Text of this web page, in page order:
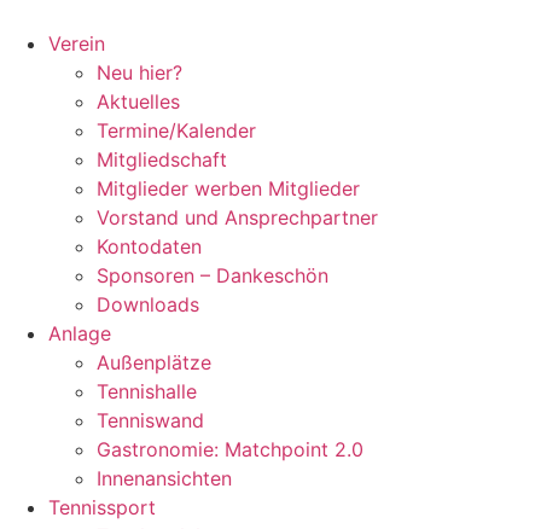
Inhalt
springen
Verein
Neu hier?
Aktuelles
Termine/Kalender
Mitgliedschaft
Mitglieder werben Mitglieder
Vorstand und Ansprechpartner
Kontodaten
Sponsoren – Dankeschön
Downloads
Anlage
Außenplätze
Tennishalle
Tenniswand
Gastronomie: Matchpoint 2.0
Innenansichten
Tennissport